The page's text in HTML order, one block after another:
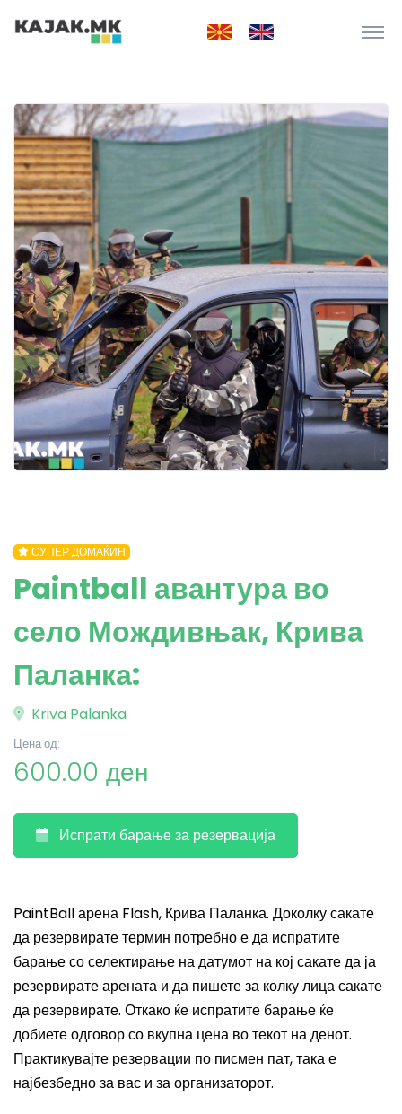
СУПЕР ДОМАЌИН
Paintball авантура во
село Мождивњак, Крива
Паланка:
Kriva Palanka
Цена од:
600.00 ден
Испрати барање за резервација
PaintBall арена Flash, Крива Паланка. Доколку сакате
да резервирате термин потребно е да испратите
барање со селектирање на датумот на кој сакате да ја
резервирате арената и да пишете за колку лица сакате
да резервирате. Откако ќе испратите барање ќе
добиете одговор со вкупна цена во текот на денот.
Практикувајте резервации по писмен пат, така е
најбезбедно за вас и за организаторот.